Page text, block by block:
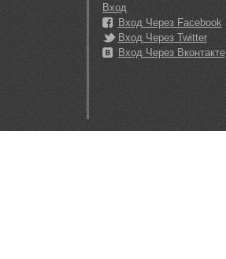
Вход
Вход Через Facebook
Вход Через Twitter
Вход Через Вконтакте